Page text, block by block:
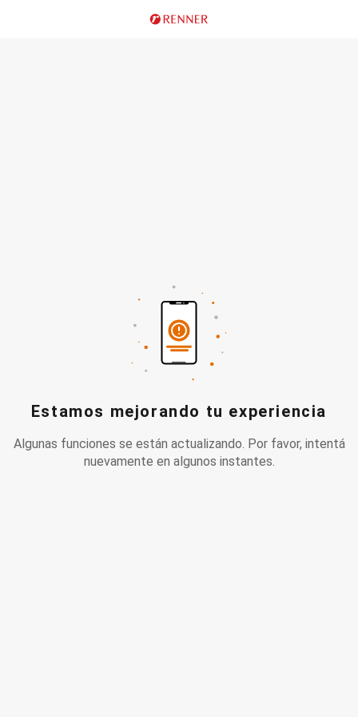
Estamos mejorando tu experiencia
Algunas funciones se están actualizando. Por favor, intentá
nuevamente en algunos instantes.